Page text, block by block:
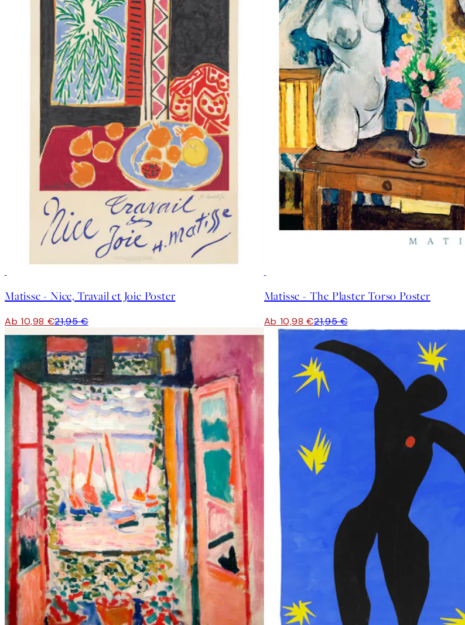
Matisse - Nice, Travail et Joie Poster
Ab 10,98 €21,95 €
Matisse - The Plaster Torso Poster
Ab 10,98 €21,95 €